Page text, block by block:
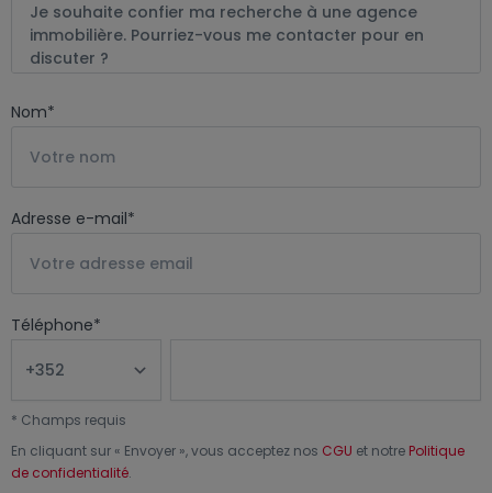
Nom*
Adresse e-mail*
Téléphone*
* Champs requis
En cliquant sur « Envoyer », vous acceptez nos CGU et notre Politique
de confidentialité.